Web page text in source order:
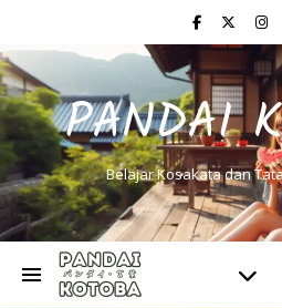
PANDAI
Belajar Kosakata dan